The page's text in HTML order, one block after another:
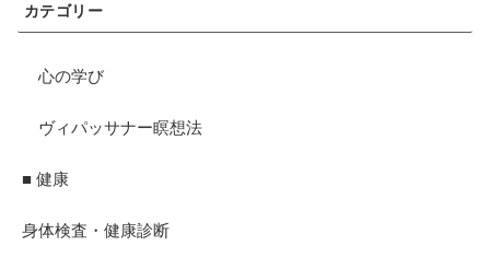
カテゴリー
心の学び
ヴィパッサナー瞑想法
■ 健康
身体検査・健康診断